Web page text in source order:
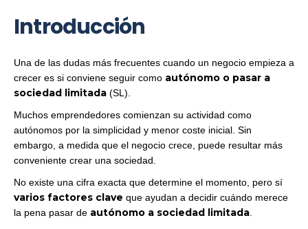
Introducción
Una de las dudas más frecuentes cuando un negocio empieza a
crecer es si conviene seguir como autónomo o pasar a
sociedad limitada (SL).
Muchos emprendedores comienzan su actividad como
autónomos por la simplicidad y menor coste inicial. Sin
embargo, a medida que el negocio crece, puede resultar más
conveniente crear una sociedad.
No existe una cifra exacta que determine el momento, pero sí
varios factores clave que ayudan a decidir cuándo merece
la pena pasar de autónomo a sociedad limitada